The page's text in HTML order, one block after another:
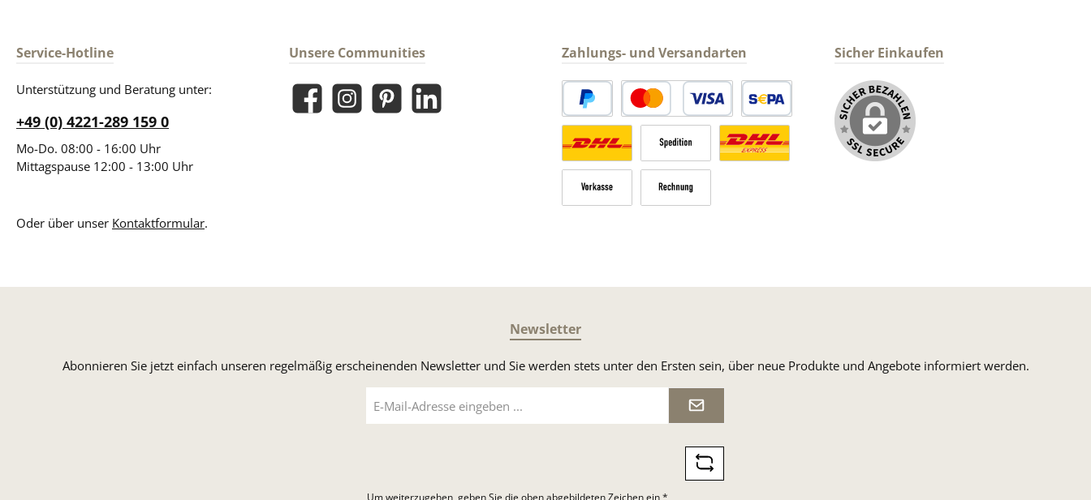
Service-Hotline
Unterstützung und Beratung unter:
+49 (0) 4221-289 159 0
Mo-Do. 08:00 - 16:00 Uhr
Mittagspause 12:00 - 13:00 Uhr
Oder über unser Kontaktformular.
Unsere Communities
FacebookInstagramPinterestLinkedIn
Zahlungs- und Versandarten
PayPal Kredit- oder DebitkarteSEPA Lastschrift
Versandkosten Deutschland normaler Versand Deutsche Post
Sperrgut
Sicher Einkaufen
Newsletter
Abonnieren Sie jetzt einfach unseren regelmäßig erscheinenden Newsletter und Sie werden stets unter den Ersten sein, über neue Produkte und Angebote informiert werden.
Mail-
Adresse
Um weiterzugehen, geben Sie die oben abgebildeten Zeichen ein*